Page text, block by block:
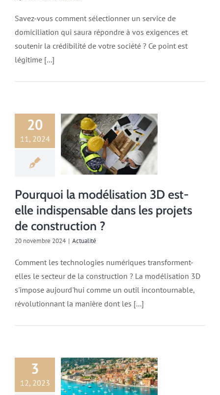
Savez-vous comment sélectionner un service de
domiciliation qui saura répondre à vos exigences et
soutenir la crédibilité de votre société ? Ce point est
légitime [...]
20
11, 2024
Pourquoi la modélisation 3D est-
elle indispensable dans les projets
de construction ?
20 novembre 2024 | Actualité
Comment les technologies numériques transforment-
elles le secteur de la construction ? La modélisation 3D
s'impose aujourd'hui comme un outil incontournable,
révolutionnant la manière dont les [...]
3
12, 2023